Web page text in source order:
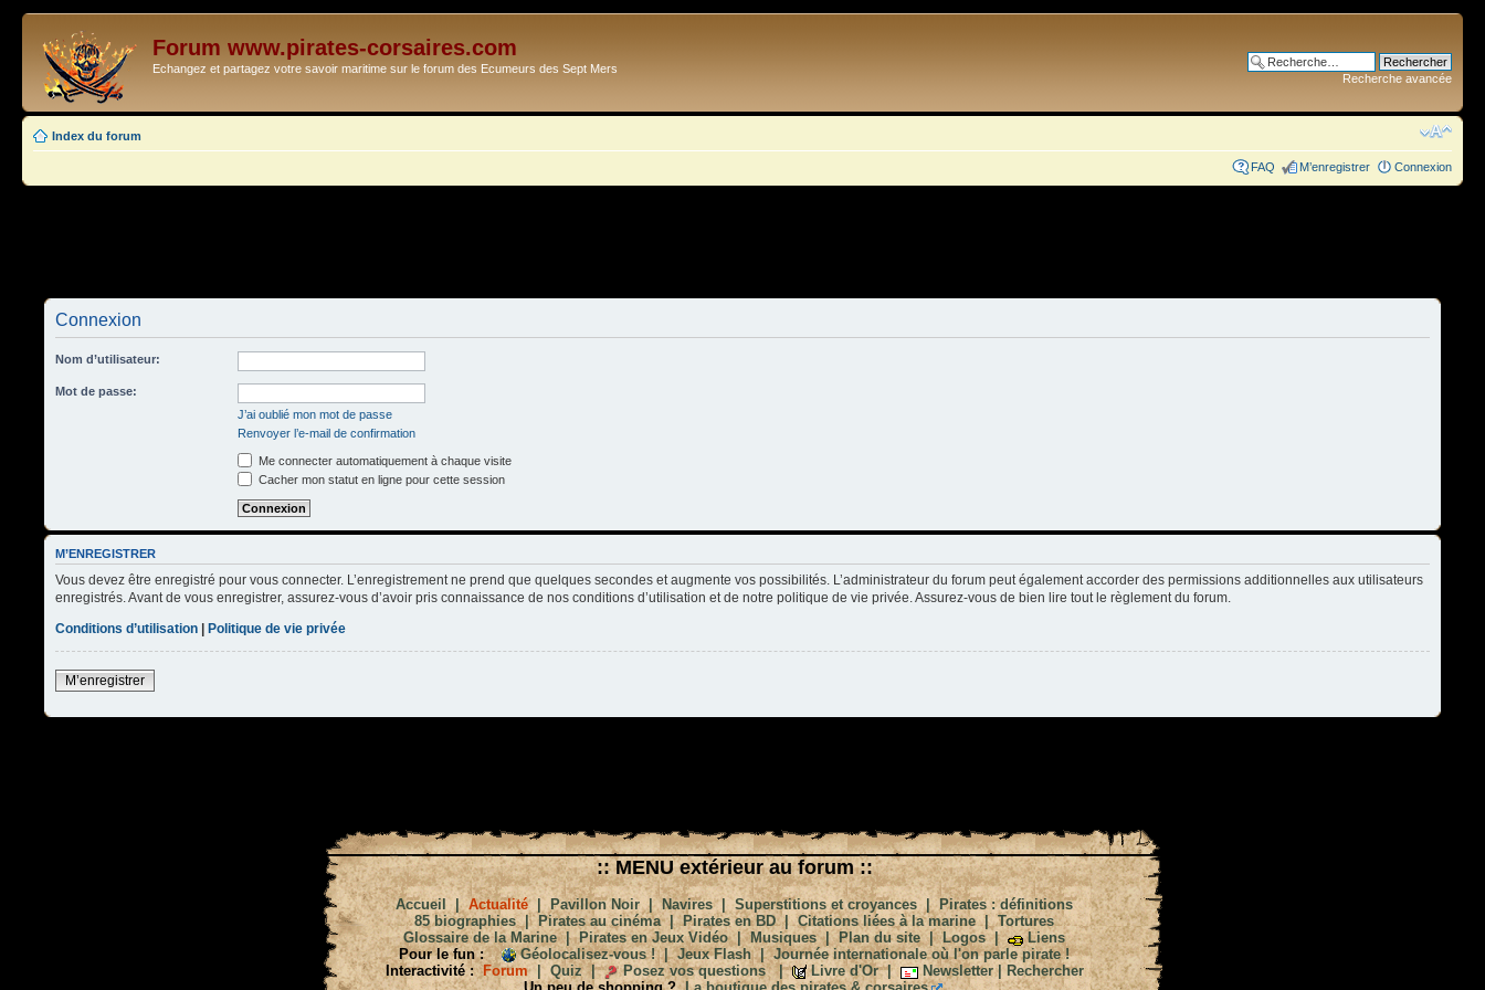
Forum www.pirates-corsaires.com
Echangez et partagez votre savoir maritime sur le forum des Ecumeurs des Sept Mers
Recherche avancée
Index du forum
FAQ M’enregistrer Connexion
Connexion
Nom d’utilisateur:
Mot de passe:
J’ai oublié mon mot de passe
Renvoyer l’e-mail de confirmation
Me connecter automatiquement à chaque visite
Cacher mon statut en ligne pour cette session
M’ENREGISTRER
Vous devez être enregistré pour vous connecter. L’enregistrement ne prend que quelques secondes et augmente vos possibilités. L’administrateur du forum peut également accorder des permissions additionnelles aux utilisateurs
enregistrés. Avant de vous enregistrer, assurez-vous d’avoir pris connaissance de nos conditions d’utilisation et de notre politique de vie privée. Assurez-vous de bien lire tout le règlement du forum.
Conditions d’utilisation | Politique de vie privée
M’enregistrer
:: MENU extérieur au forum ::
Accueil|Actualité|Pavillon Noir|Navires|Superstitions et croyances|Pirates : définitions
85 biographies| Pirates au cinéma|Pirates en BD|Citations liées à la marine|Tortures
Glossaire de la Marine|Pirates en Jeux Vidéo|Musiques|Plan du site|Logos|
Liens
Pour le fun :
Géolocalisez-vous !|Jeux Flash|Journée internationale où l'on parle pirate !
Interactivité : Forum| Quiz| Posez vos questions| Livre d'Or| Newsletter| Rechercher